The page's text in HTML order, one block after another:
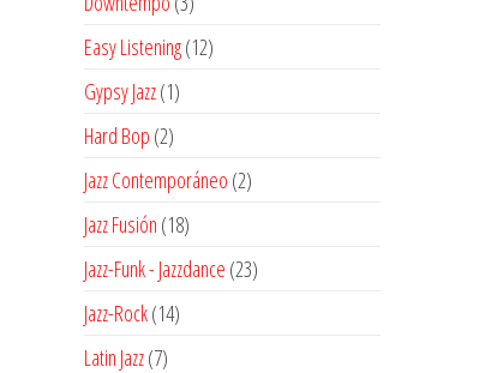
productos
Easy Listening 1212
Gypsy Jazz 11
Hard Bop 22
productos
Jazz Contemporáneo 22
Jazz Fusión 1818
productos
Jazz-Funk - Jazzdance 2323
Jazz-Rock 1414
Latin Jazz 77